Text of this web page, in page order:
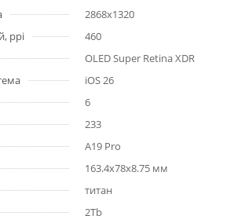
2868x1320
ppi
460
OLED Super Retina XDR
iOS 26
6
233
A19 Pro
163.4x78x8.75 мм
титан
2Tb